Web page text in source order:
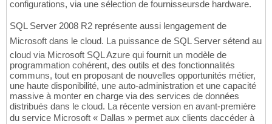
configurations, via une sélection de fournisseursde hardware.
SQL Server 2008 R2 représente aussi lengagement de
Microsoft dans le cloud. La puissance de SQL Server sétend au
cloud via Microsoft SQL Azure qui fournit un modèle de
programmation cohérent, des outils et des fonctionnalités
communs, tout en proposant de nouvelles opportunités métier,
une haute disponibilité, une auto-administration et une capacité
massive à monter en charge via des services de données
distribués dans le cloud. La récente version en avant-première
du service Microsoft « Dallas » permet aux clients daccéder à